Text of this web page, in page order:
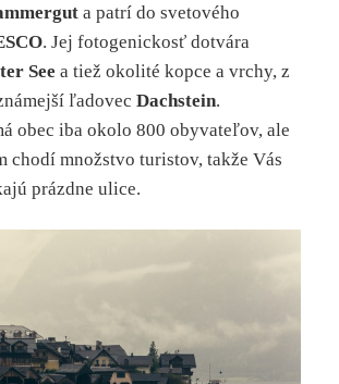
a patrí do svetového
. Jej fotogenickosť dotvára
See a tiež okolité kopce a vrchy, z
ľadovecDachstein.
obec iba okolo 800 obyvateľov, ale
chodí množstvo turistov, takže Vás
prázdne ulice.